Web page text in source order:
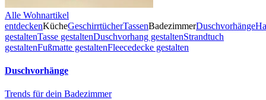
Alle Wohnartikel
entdeckenKücheGeschirrtücherTassenBadezimmerDuschvorhänge
gestaltenTasse gestaltenDuschvorhang gestaltenStrandtuch
gestaltenFußmatte gestaltenFleecedecke gestalten
Duschvorhänge
Trends für dein Badezimmer